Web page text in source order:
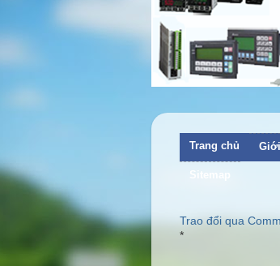
Trang chủ
Sitemap
Trao đổi qua
*
http://